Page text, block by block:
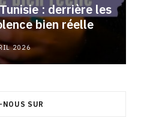
: derrière les
bien réelle
2026
SUR